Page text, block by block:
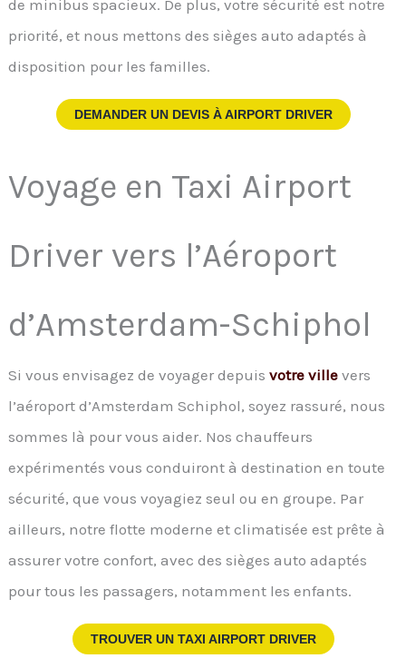
de minibus spacieux. De plus, votre sécurité est notre
priorité, et nous mettons des sièges auto adaptés à
disposition pour les familles.
DEMANDER UN DEVIS ÀAIRPORT DRIVER
Voyage en Taxi Airport
Driver vers l’Aéroport
d’Amsterdam-Schiphol
Si vous envisagez de voyager depuisvotre ville vers
l’aéroport d’Amsterdam Schiphol, soyez rassuré, nous
sommes là pour vous aider. Nos chauffeurs
expérimentés vous conduiront à destination en toute
sécurité, que vous voyagiez seul ou en groupe. Par
ailleurs, notre flotte moderne et climatisée est prête à
assurer votre confort, avec des sièges auto adaptés
pour tous les passagers, notamment les enfants.
TROUVER UN TAXI AIRPORT DRIVER